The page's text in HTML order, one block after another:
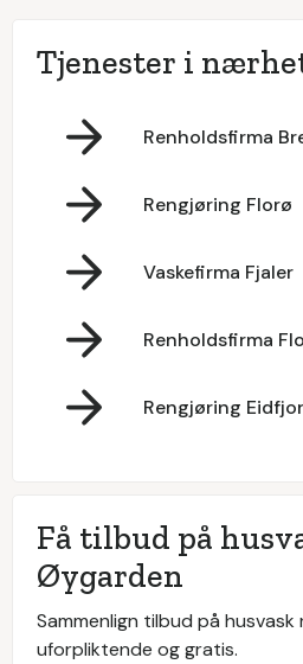
Tjenester i
Renholdsfirma
Rengjøring Florø
Vaskefirma Fjaler
Renholdsfirma
Rengjøring
Få tilbud på
Øygarden
Sammenlign tilbud på
uforpliktende og gratis.